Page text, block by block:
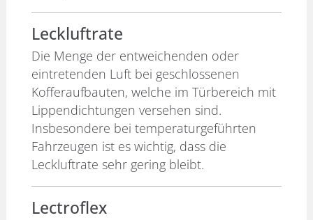
Leckluftrate
Die Menge der entweichenden oder
eintretenden Luft bei geschlossenen
Kofferaufbauten, welche im Türbereich mit
Lippendichtungen versehen sind.
Insbesondere bei temperaturgeführten
Fahrzeugen ist es wichtig, dass die
Leckluftrate sehr gering bleibt.
Lectroflex